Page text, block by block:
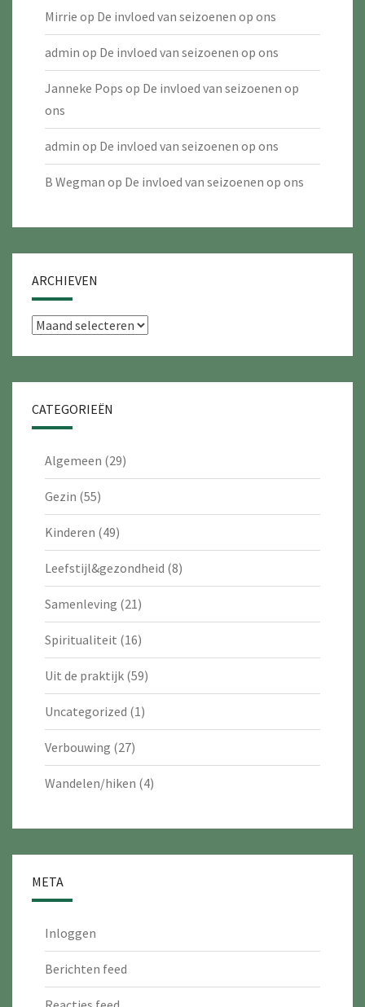
Mirrie op De invloed van seizoenen op ons
admin op De invloed van seizoenen op ons
Janneke Pops op De invloed van seizoenen op
ons
admin op De invloed van seizoenen op ons
B Wegman op De invloed van seizoenen op ons
ARCHIEVEN
Archieven
CATEGORIEËN
Algemeen (29)
Gezin (55)
Kinderen (49)
Leefstijl&gezondheid (8)
Samenleving (21)
Spiritualiteit (16)
Uit de praktijk (59)
Uncategorized (1)
Verbouwing (27)
Wandelen/hiken (4)
META
Inloggen
Berichten feed